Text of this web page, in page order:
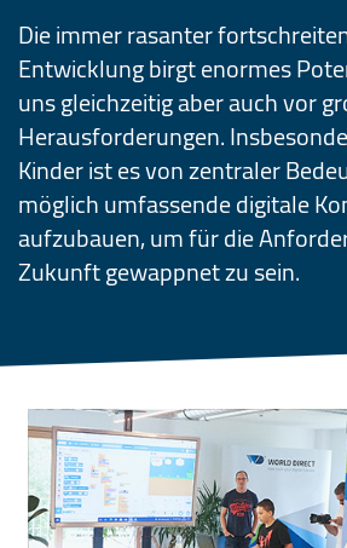
Die immer rasanter
Entwicklung birgt enormes
uns gleichzeitig aber auch vor
Herausforderungen.
Kinder ist es von zentraler
möglich umfassende digitale
aufzubauen, um für die
Zukunft gewappnet zu sein.